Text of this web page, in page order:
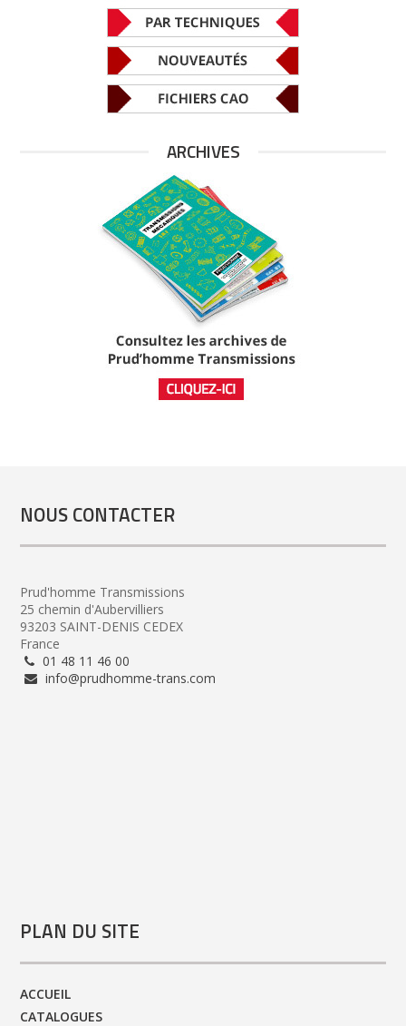
ARCHIVES
NOUS CONTACTER
Prud'homme Transmissions
25 chemin d'Aubervilliers
93203 SAINT-DENIS CEDEX
France
01 48 11 46 00
info@prudhomme-trans.com
PLAN DU SITE
ACCUEIL
CATALOGUES